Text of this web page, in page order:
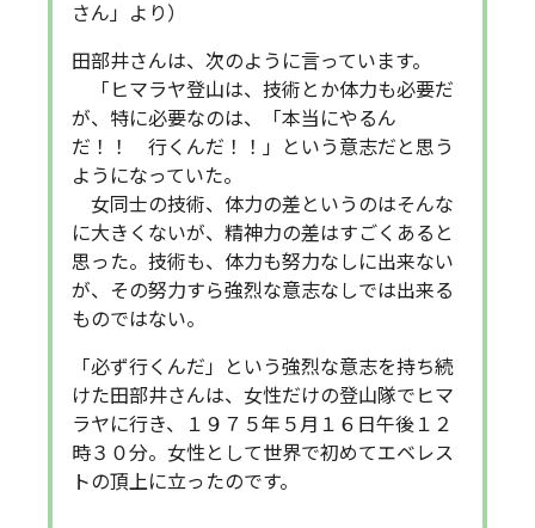
さん」より）
田部井さんは、次のように言っています。
「ヒマラヤ登山は、技術とか体力も必要だ
が、特に必要なのは、「本当にやるん
だ！！ 行くんだ！！」という意志だと思う
ようになっていた。
女同士の技術、体力の差というのはそんな
に大きくないが、精神力の差はすごくあると
思った。技術も、体力も努力なしに出来ない
が、その努力すら強烈な意志なしでは出来る
ものではない。
「必ず行くんだ」という強烈な意志を持ち続
けた田部井さんは、女性だけの登山隊でヒマ
ラヤに行き、１９７５年５月１６日午後１２
時３０分。女性として世界で初めてエベレス
トの頂上に立ったのです。